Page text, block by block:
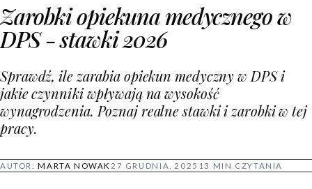
Zarobki opiekuna medycznego w
DPS - stawki 2026
Sprawdź, ile zarabia opiekun medyczny w DPS i
jakie czynniki wpływają na wysokość
wynagrodzenia. Poznaj realne stawki i zarobki w tej
pracy.
AUTOR:MARTA NOWAK 27 GRUDNIA, 2025 13 MIN CZYTANIA